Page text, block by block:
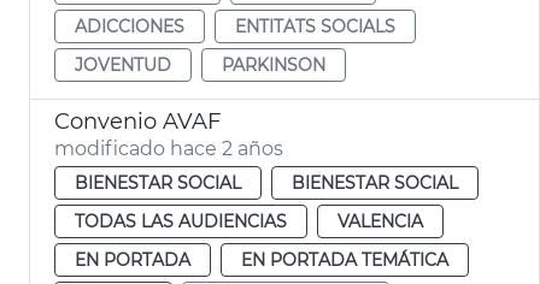
ADICCIONES
ENTITATS SOCIALS
JOVENTUD
PARKINSON
Convenio AVAF
modificado hace 2 años
BIENESTAR SOCIAL
BIENESTAR SOCIAL
TODAS LAS AUDIENCIAS
VALENCIA
EN PORTADA
EN PORTADA TEMÁTICA